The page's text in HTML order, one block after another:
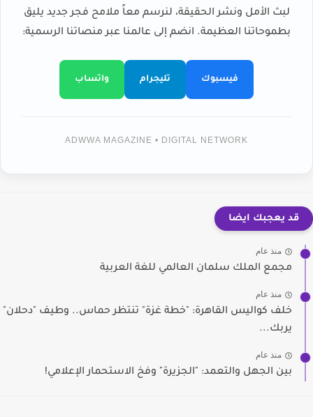
لبث الأمل ونشر الحقيقة، لنرسم معاً ملامح فجر جديد يليق
بطموحاتنا العظيمة. انضم إلى عالمنا عبر منصاتنا الرسمية:
فيسبوك تليجرام واتساب
ADWWA MAGAZINE • DIGITAL NETWORK
قد يعجبك ايضا
منذ عام
مجمع الملك سلمان العالمي للغة العربية
منذ عام
خلف كواليس القاهرة: "خطة غزة" تنتظر حماس.. وطيف "دحلان"
يربك...
منذ عام
بين الجهل والتعمد: "الجزيرة" وفخ الاستحمار الإعلامي!